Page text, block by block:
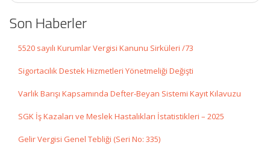
Son Haberler
5520 sayılı Kurumlar Vergisi Kanunu Sirküleri /73
Sigortacılık Destek Hizmetleri Yönetmeliği Değişti
Varlık Barışı Kapsamında Defter-Beyan Sistemi Kayıt Kılavuzu
SGK İş Kazaları ve Meslek Hastalıkları İstatistikleri – 2025
Gelir Vergisi Genel Tebliği (Seri No: 335)